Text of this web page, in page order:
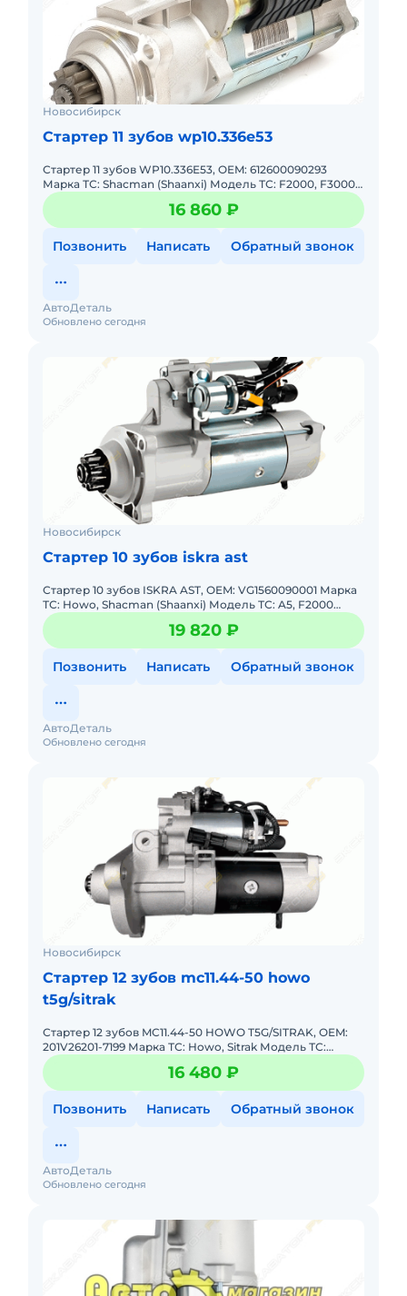
Новосибирск
Стартер 11 зубов wp10.336e53
Стартер 11 зубов WP10.336E53, OEM: 612600090293
Марка ТС: Shacman (Shaanxi) Модель ТС: F2000, F3000,
X3000, X5000 Модель двигателя: Weichai WP10 Годы
выпуска: 2
16 860 ₽
Позвонить Написать Обратный звонок
Обновлено сегодня
АвтоДеталь
Новосибирск
Стартер 10 зубов iskra ast
Стартер 10 зубов ISKRA AST, OEM: VG1560090001 Марка
ТС: Howo, Shacman (Shaanxi) Модель ТС: A5, F2000
Модель двигателя: Weichai WD615 Годы выпуска: 2006-
2021 Тип
19 820 ₽
Позвонить Написать Обратный звонок
Обновлено сегодня
АвтоДеталь
Новосибирск
Стартер 12 зубов mc11.44-50 howo
t5g/sitrak
Стартер 12 зубов MC11.44-50 HOWO T5G/SITRAK, OEM:
201V26201-7199 Марка ТС: Howo, Sitrak Модель ТС:
T5G/Sitrak Годы выпуска: 2018-2021, 2021-2024 Тип шасси:
Само
16 480 ₽
Позвонить Написать Обратный звонок
Обновлено сегодня
АвтоДеталь